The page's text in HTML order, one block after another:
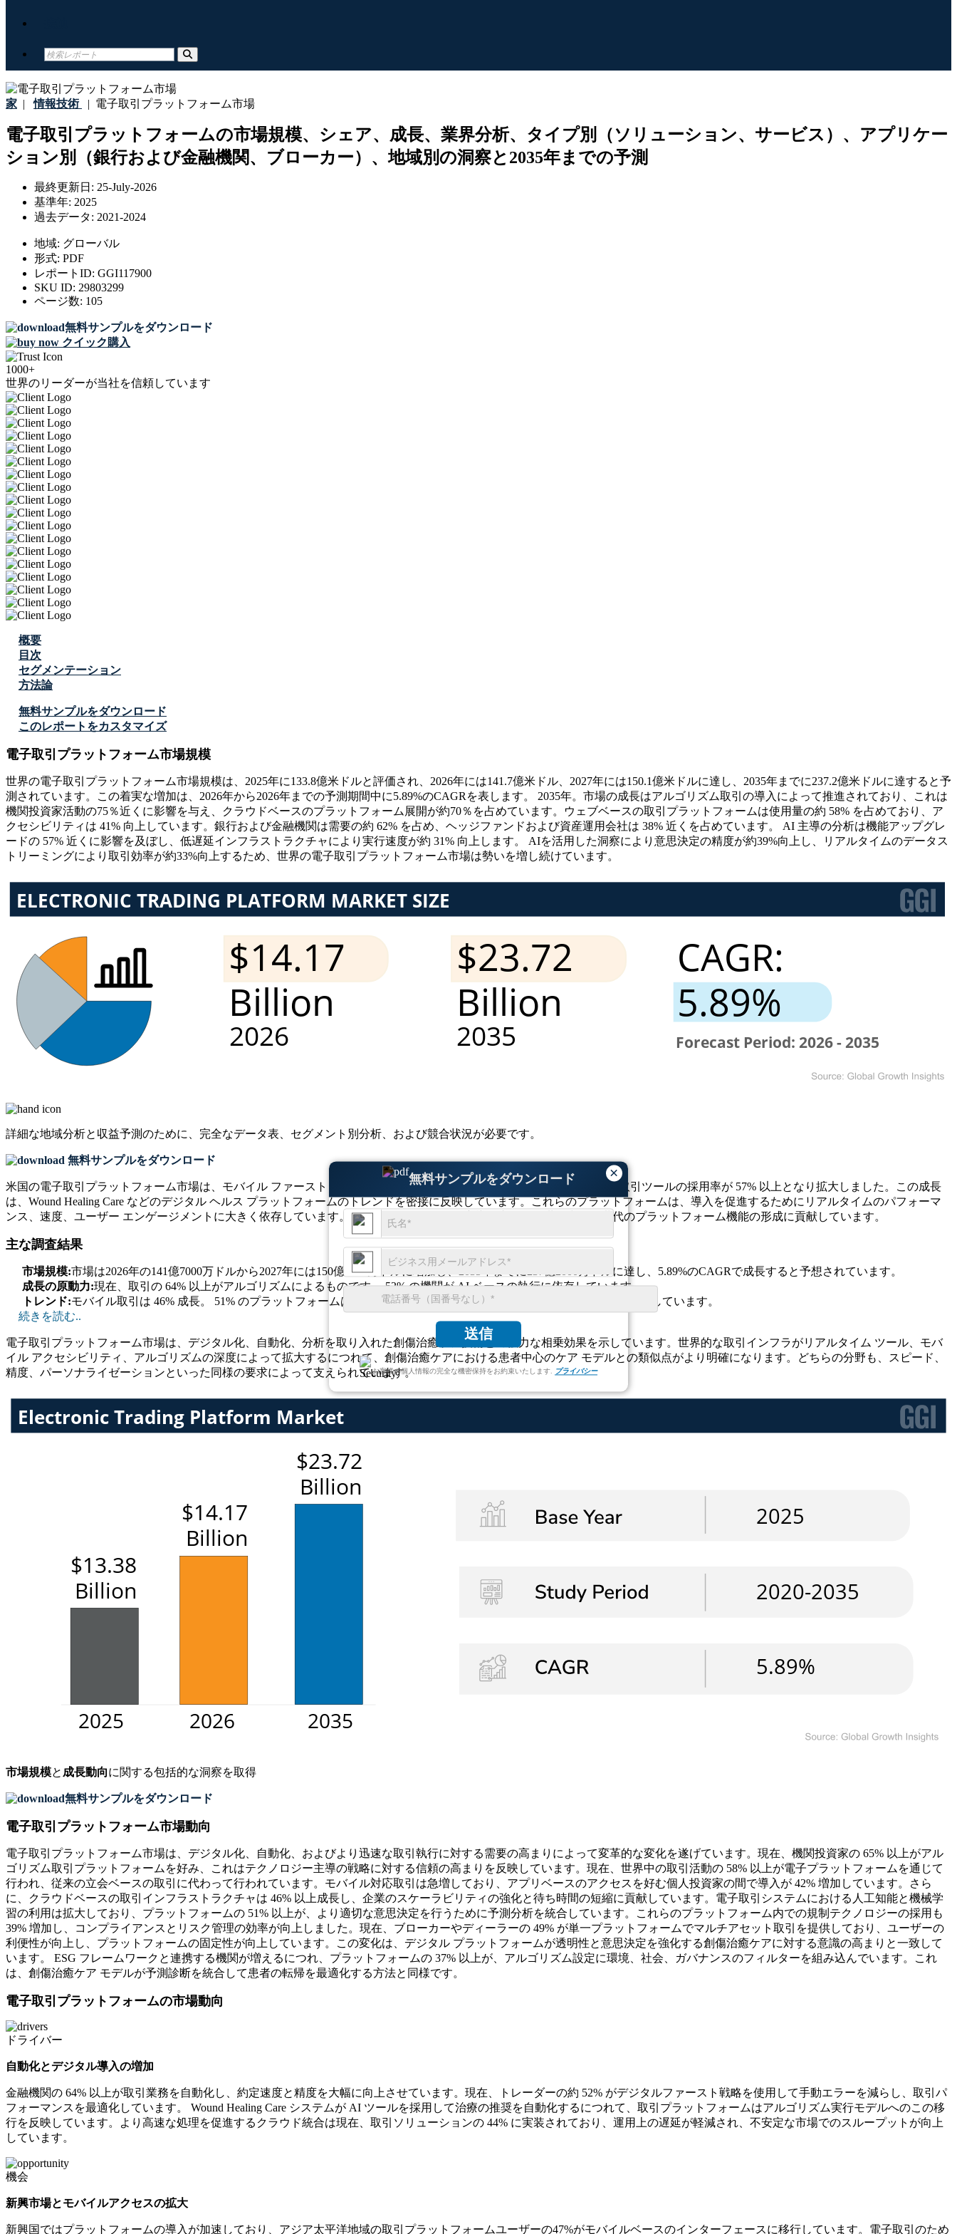
家 | 情報技術 | 電子取引プラットフォーム市場
電子取引プラットフォームの市場規模、シェア、成長、業界分析、タイプ別（ソリューション、サービス）、アプリケー
ション別（銀行および金融機関、ブローカー）、地域別の洞察と2035年までの予測
最終更新日: 25-July-2026
基準年: 2025
過去データ: 2021-2024
地域: グローバル
形式: PDF
レポートID: GGI117900
SKU ID: 29803299
ページ数: 105
無料サンプルをダウンロード
クイック購入
1000+
世界のリーダーが当社を信頼しています
×
無料サンプルをダウンロード
送信
お客様の個人情報の完全な機密保持をお約束いたします. プライバシー
概要
目次
セグメンテーション
方法論
無料サンプルをダウンロード
このレポートをカスタマイズ
電子取引プラットフォーム市場規模
世界の電子取引プラットフォーム市場規模は、2025年に133.8億米ドルと評価され、2026年には141.7億米ドル、2027年には150.1億米ドルに達し、2035年までに237.2億米ドルに達すると予
測されています。この着実な増加は、2026年から2026年までの予測期間中に5.89%のCAGRを表します。 2035年。市場の成長はアルゴリズム取引の導入によって推進されており、これは
機関投資家活動の75％近くに影響を与え、クラウドベースのプラットフォーム展開が約70％を占めています。ウェブベースの取引プラットフォームは使用量の約 58% を占めており、ア
クセシビリティは 41% 向上しています。銀行および金融機関は需要の約 62% を占め、ヘッジファンドおよび資産運用会社は 38% 近くを占めています。 AI 主導の分析は機能アップグレ
ードの 57% 近くに影響を及ぼし、低遅延インフラストラクチャにより実行速度が約 31% 向上します。 AIを活用した洞察により意思決定の精度が約39%向上し、リアルタイムのデータス
トリーミングにより取引効率が約33%向上するため、世界の電子取引プラットフォーム市場は勢いを増し続けています。
詳細な地域分析と収益予測のために、 完全なデータ表、セグメント別分析、および競合状況が必要です。
無料サンプルをダウンロード
米国の電子取引プラットフォーム市場は、モバイル ファースト プラットフォームの 44% 増加に支えられ、リアルタイム取引ツールの採用率が 57% 以上となり拡大しました。この成長
は、Wound Healing Care などのデジタル ヘルス プラットフォームのトレンドを密接に反映しています。これらのプラットフォームは、導入を促進するためにリアルタイムのパフォーマ
ンス、速度、ユーザー エンゲージメントに大きく依存しています。北米のイノベーション主導の市場は、世界中で次世代のプラットフォーム機能の形成に貢献しています。
主な調査結果
市場規模:市場は2026年の141億7000万ドルから2027年には150億1000万ドルに増加し、2035年までに237億2000万ドルに達し、5.89%のCAGRで成長すると予想されています。
成長の原動力:現在、取引の 64% 以上がアルゴリズムによるものです。 52% の機関が AI ベースの執行に依存しています。
トレンド:モバイル取引は 46% 成長。 51% のプラットフォームは、リアルタイムのデータ分析とセンチメント ツールを提供しています。
続きを読む..
電子取引プラットフォーム市場は、デジタル化、自動化、分析を取り入れた創傷治癒ケア技術との強力な相乗効果を示しています。世界的な取引インフラがリアルタイム ツール、モバ
イル アクセシビリティ、アルゴリズムの深度によって拡大するにつれて、創傷治癒ケアにおける患者中心のケア モデルとの類似点がより明確になります。どちらの分野も、スピード、
精度、パーソナライゼーションといった同様の要求によって支えられています。
市場規模と 成長動向に関する包括的な洞察を取得
無料サンプルをダウンロード
電子取引プラットフォーム市場動向
電子取引プラットフォーム市場は、デジタル化、自動化、およびより迅速な取引執行に対する需要の高まりによって変革的な変化を遂げています。現在、機関投資家の 65% 以上がアル
ゴリズム取引プラットフォームを好み、これはテクノロジー主導の戦略に対する信頼の高まりを反映しています。現在、世界中の取引活動の 58% 以上が電子プラットフォームを通じて
行われ、従来の立会ベースの取引に代わって行われています。モバイル対応取引は急増しており、アプリベースのアクセスを好む個人投資家の間で導入が 42% 増加しています。さら
に、クラウドベースの取引インフラストラクチャは 46% 以上成長し、企業のスケーラビリティの強化と待ち時間の短縮に貢献しています。電子取引システムにおける人工知能と機械学
習の利用は拡大しており、プラットフォームの 51% 以上が、より適切な意思決定を行うために予測分析を統合しています。これらのプラットフォーム内での規制テクノロジーの採用も
39% 増加し、コンプライアンスとリスク管理の効率が向上しました。現在、ブローカーやディーラーの 49% が単一プラットフォームでマルチアセット取引を提供しており、ユーザーの
利便性が向上し、プラットフォームの固定性が向上しています。この変化は、デジタル プラットフォームが透明性と意思決定を強化する創傷治癒ケアに対する意識の高まりと一致して
います。 ESG フレームワークと連携する機関が増えるにつれ、プラットフォームの 37% 以上が、アルゴリズム設定に環境、社会、ガバナンスのフィルターを組み込んでいます。これ
は、創傷治癒ケア モデルが予測診断を統合して患者の転帰を最適化する方法と同様です。
電子取引プラットフォームの市場動向
ドライバー
自動化とデジタル導入の増加
金融機関の 64% 以上が取引業務を自動化し、約定速度と精度を大幅に向上させています。現在、トレーダーの約 52% がデジタルファースト戦略を使用して手動エラーを減らし、取引パ
フォーマンスを最適化しています。 Wound Healing Care システムが AI ツールを採用して治療の推奨を自動化するにつれて、取引プラットフォームはアルゴリズム実行モデルへのこの移
行を反映しています。より高速な処理を促進するクラウド統合は現在、取引ソリューションの 44% に実装されており、運用上の遅延が軽減され、不安定な市場でのスループットが向上
しています。
機会
新興市場とモバイルアクセスの拡大
新興国ではプラットフォームの導入が加速しており、アジア太平洋地域の取引プラットフォームユーザーの47%がモバイルベースのインターフェースに移行しています。電子取引のため